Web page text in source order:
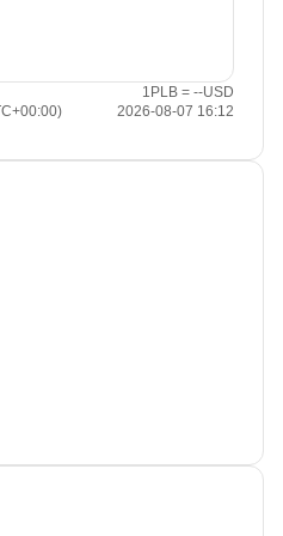
1PLB = --USD
2026-08-07 16:12